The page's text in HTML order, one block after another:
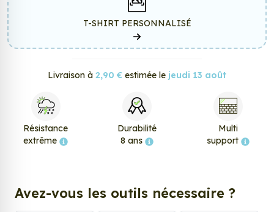
T-SHIRT PERSONNALISÉ
Livraison à 2,90 € estimée le jeudi 13 août
Résistance
extrême
Durabilité
8 ans
Multi
support
Avez-vous les outils nécessaire ?